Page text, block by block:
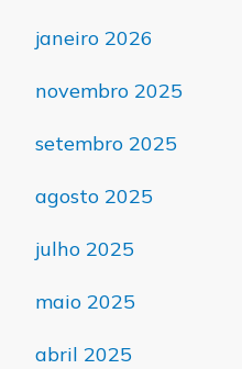
janeiro 2026
novembro 2025
setembro 2025
agosto 2025
julho 2025
maio 2025
abril 2025